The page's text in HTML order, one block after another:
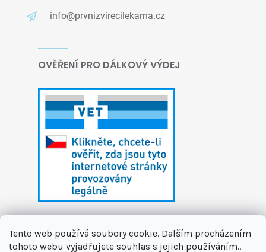
Tento web používá soubory cookie. Dalším procházením
tohoto webu vyjadřujete souhlas s jejich používáním..
info@prvnizvirecilekarna.cz
OVĚŘENÍ PRO DÁLKOVÝ VÝDEJ